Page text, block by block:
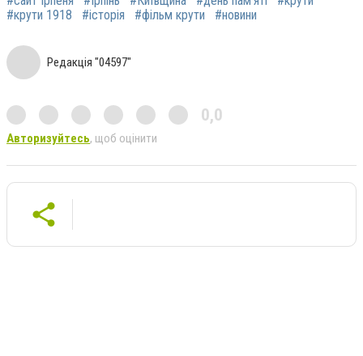
#крути 1918
#історія #фільм крути #новини
Редакція "04597"
0,0
Авторизуйтесь, щоб оцінити